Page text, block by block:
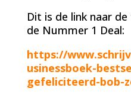
Dit is de link naar
de Nummer 1 Deal:
https://
usinessboek-
gefeliciteerd-bob-